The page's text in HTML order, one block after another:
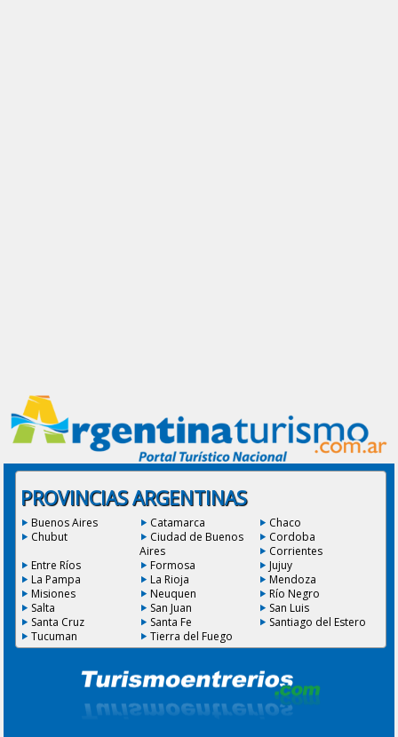
PROVINCIAS ARGENTINAS
Buenos Aires Catamarca
Chaco
Chubut
Ciudad de Buenos
Aires
Cordoba
Corrientes
Entre Ríos
Formosa
Jujuy
La Pampa
La Rioja
Mendoza
Misiones
Neuquen
Río Negro
Salta
San Juan
San Luis
Santa Cruz
Santa Fe
Santiago del Estero
Tucuman
Tierra del Fuego